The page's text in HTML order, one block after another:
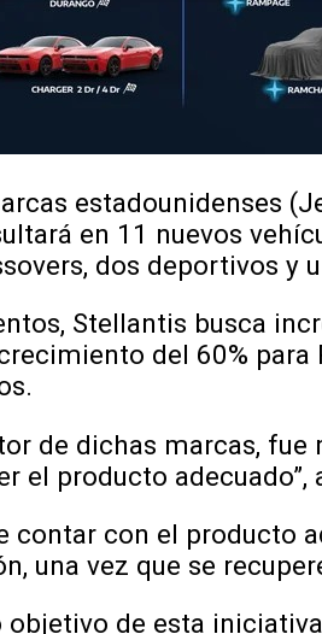
estadounidenses
en 11 nuevos
dos deportivos y
Stellantis busca
del 60%
de dichas marcas,
el producto adecuado”,
contar con el producto
una vez que se
de esta